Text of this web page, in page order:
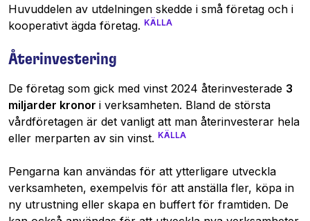
Huvuddelen av utdelningen skedde i små företag och i
kooperativt ägda företag. KÄLLA
Återinvestering
De företag som gick med vinst 2024 återinvesterade 3
miljarder kronor i verksamheten. Bland de största
vård­företagen är det vanligt att man återinvesterar hela
eller merparten av sin vinst. KÄLLA
Pengarna kan användas för att ytterligare utveckla
verksamheten, exempelvis för att anställa fler, köpa in
ny utrustning eller skapa en buffert för framtiden. De